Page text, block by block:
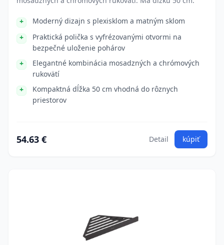
Moderný dizajn s plexisklom a matným sklom
Praktická polička s vyfrézovanými otvormi na
bezpečné uloženie pohárov
Elegantné kombinácia mosadzných a chrómových
rukovätí
Kompaktná dĺžka 50 cm vhodná do rôznych
priestorov
54.63 € Detail kúpiť